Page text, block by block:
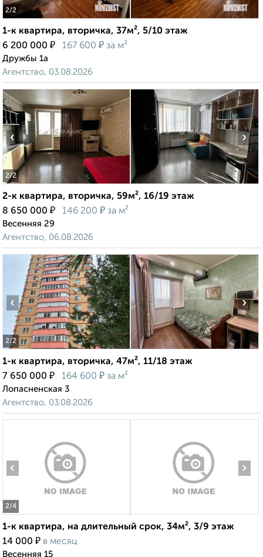
2/2
1-к квартира, вторичка, 37м², 5/10 этаж
6 200 000 ₽ 167 600 ₽ за м²
Дружбы 1а
Агентство, 03.08.2026
2/2
‹ ›
2-к квартира, вторичка, 59м², 16/19 этаж
8 650 000 ₽ 146 200 ₽ за м²
Весенняя 29
Агентство, 06.08.2026
2/2
‹ ›
1-к квартира, вторичка, 47м², 11/18 этаж
7 650 000 ₽ 164 600 ₽ за м²
Лопасненская 3
Агентство, 03.08.2026
2/4
‹ ›
1-к квартира, на длительный срок, 34м², 3/9 этаж
14 000 ₽ в месяц
Весенняя 15